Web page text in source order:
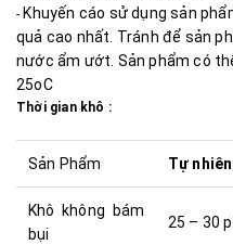
- Khuyến cáo sử dụng sản
quả cao nhất. Tránh để sản
nước ẩm ướt. Sản phẩm có
25oC
Thời gian khô :
Sản Phẩm Tự
Khô không bám
bụi
25 – 30